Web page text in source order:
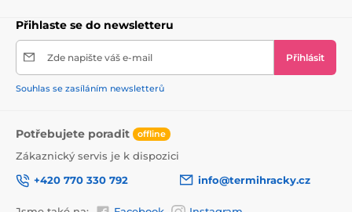
Přihlaste se do newsletteru
Zde napište váš e-mail Přihlásit
Souhlas se zasíláním newsletterů
Potřebujete poradit offline
Zákaznický servis je k dispozici
+420 770 330 792
info@termihracky.cz